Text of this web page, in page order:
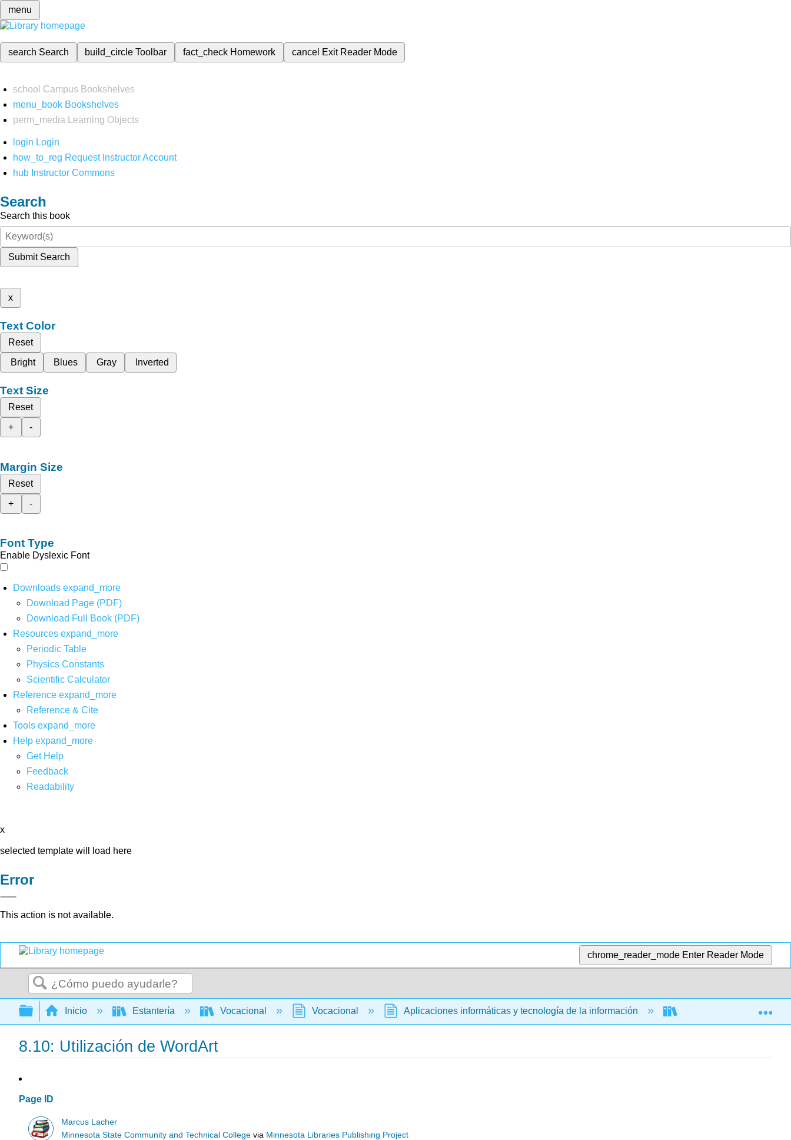
menu
search Search build_circleToolbar fact_check Homework cancel Exit Reader Mode
school Campus Bookshelves
menu_book Bookshelves
perm_media
Learning Objects
login Login
how_to_reg Request Instructor Account
hub Instructor Commons
Search
Search this book
Submit Search
x
Text Color
Reset
Bright
Blues Gray Inverted
Text Size
Reset
+
-
Margin Size
Reset
+
-
Font Type
Enable Dyslexic Font
Downloads expand_more
Download Page (PDF)
Download Full Book (PDF)
Resources expand_more
Periodic Table
Physics Constants
Scientific Calculator
Reference expand_more
Reference & Cite
Tools expand_more
Help expand_more
Get Help
Feedback
Readability
x
selected template will load here
Error
This action is not available.
chrome_reader_mode Enter Reader Mode
Buscar
Expandir/contraer jerarquía global
Inicio Estantería Vocacional Vocacional Aplicaciones informáticas y tecnología de la información Aplicaciones
8.10: Utilización de WordArt
Page ID
Marcus Lacher
Minnesota State Community and Technical College via Minnesota Libraries Publishing Project